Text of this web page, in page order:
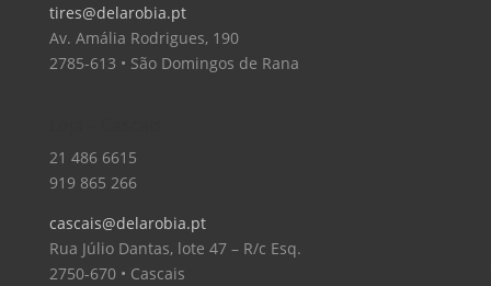
tires@delarobia.pt
Av. Amália Rodrigues, 190
2785-613 • São Domingos de Rana
21 486 6615
919 865 266
cascais@delarobia.pt
Rua Júlio Dantas, lote 47 – R/c Esq.
2750-670 • Cascais